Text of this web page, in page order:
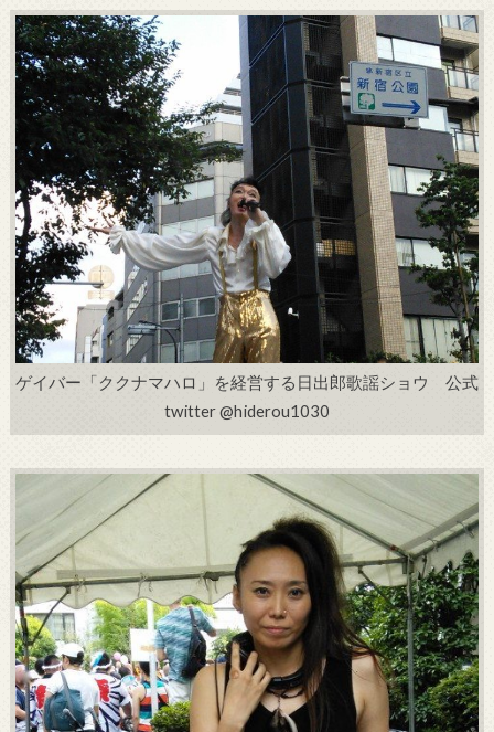
ゲイバー「ククナマハロ」を経営する日出郎歌謡ショウ 公式
twitter @hiderou1030